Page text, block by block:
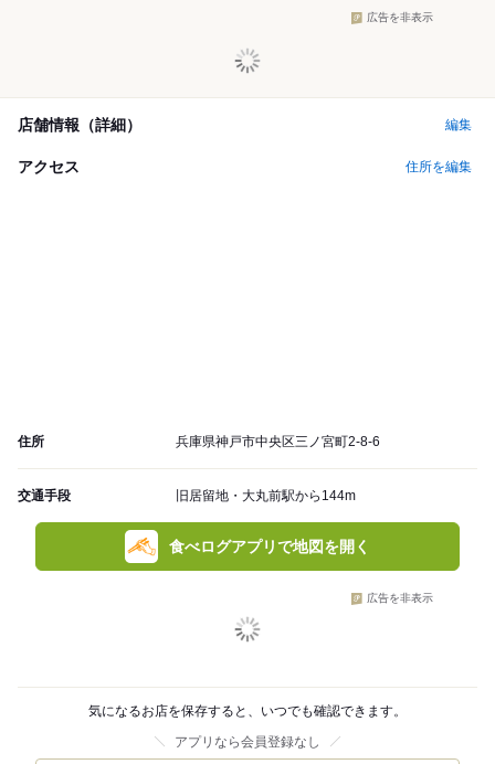
広告を非表示
店舗情報（詳細） 編集
アクセス 住所を編集
住所 兵庫県神戸市中央区三ノ宮町2-8-6
交通手段 旧居留地・大丸前駅から144m
食べログアプリで地図を開く
広告を非表示
気になるお店を保存すると、いつでも確認できます。
アプリなら会員登録なし